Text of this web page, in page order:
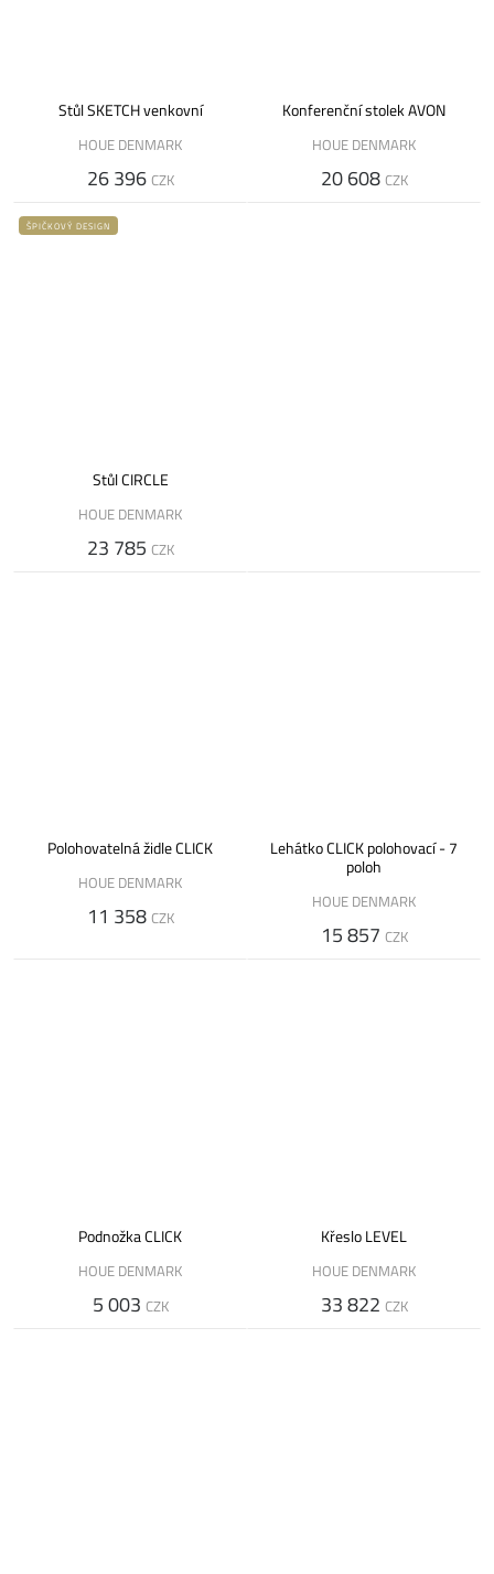
Stůl SKETCH venkovní
HOUE DENMARK
26 396 CZK
Konferenční stolek AVON
HOUE DENMARK
20 608 CZK
ŠPIČKOVÝ DESIGN
Stůl CIRCLE
HOUE DENMARK
23 785 CZK
Polohovatelná židle CLICK
HOUE DENMARK
11 358 CZK
Lehátko CLICK polohovací - 7
poloh
HOUE DENMARK
15 857 CZK
Podnožka CLICK
HOUE DENMARK
5 003 CZK
Křeslo LEVEL
HOUE DENMARK
33 822 CZK